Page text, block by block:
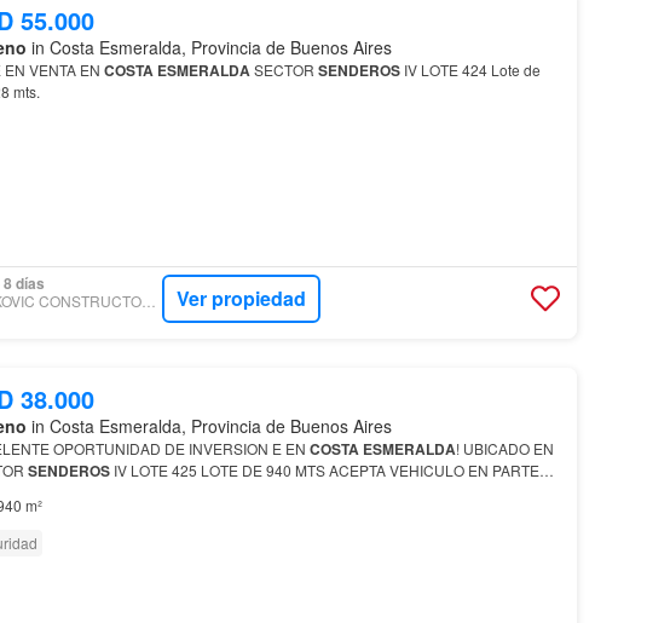
55.000
in Costa Esmeralda, Provincia de Buenos Aires
EN VENTA EN COSTA ESMERALDASECTOR SENDEROSIV LOTE 424 Lote de
mts.
días
BOLKOVIC CONSTRUCTORA INMOBILIARIA Ver propiedad
38.000
in Costa Esmeralda, Provincia de Buenos Aires
OPORTUNIDAD DE INVERSION E EN COSTA ESMERALDA! UBICADO EN
SENDEROSIV LOTE 425 LOTE DE 940 MTS ACEPTA VEHICULO EN PARTE
m²